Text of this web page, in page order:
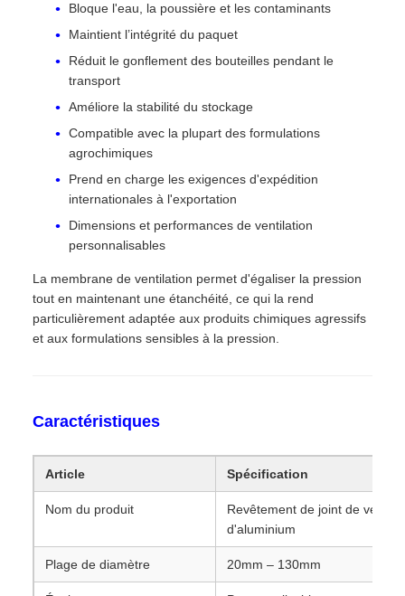
Bloque l'eau, la poussière et les contaminants
Maintient l’intégrité du paquet
Réduit le gonflement des bouteilles pendant le
transport
Améliore la stabilité du stockage
Compatible avec la plupart des formulations
agrochimiques
Prend en charge les exigences d'expédition
internationales à l'exportation
Dimensions et performances de ventilation
personnalisables
La membrane de ventilation permet d'égaliser la pression
tout en maintenant une étanchéité, ce qui la rend
particulièrement adaptée aux produits chimiques agressifs
et aux formulations sensibles à la pression.
Caractéristiques
Article Spécification
Nom du produit
Revêtement de joint de
d'aluminium
Plage de diamètre 20mm – 130mm